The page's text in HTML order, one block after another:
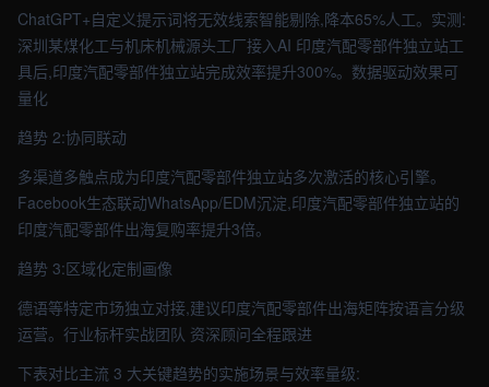
ChatGPT+自定义提示词将无效线索智能剔除,降本65%人工。实测:
深圳某煤化工与机床机械源头工厂接入AI 印度汽配零部件独立站工
具后,印度汽配零部件独立站完成效率提升300%。数据驱动效果可
量化
趋势 2:协同联动
多渠道多触点成为印度汽配零部件独立站多次激活的核心引擎。
Facebook生态联动WhatsApp/EDM沉淀,印度汽配零部件独立站的
印度汽配零部件出海复购率提升3倍。
趋势 3:区域化定制画像
德语等特定市场独立对接,建议印度汽配零部件出海矩阵按语言分级
运营。行业标杆实战团队 资深顾问全程跟进
下表对比主流 3 大关键趋势的实施场景与效率量级: